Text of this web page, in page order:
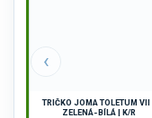
‹
TRIČKO JOMA TOLETUM VII |
ZELENÁ-BÍLÁ | K/R